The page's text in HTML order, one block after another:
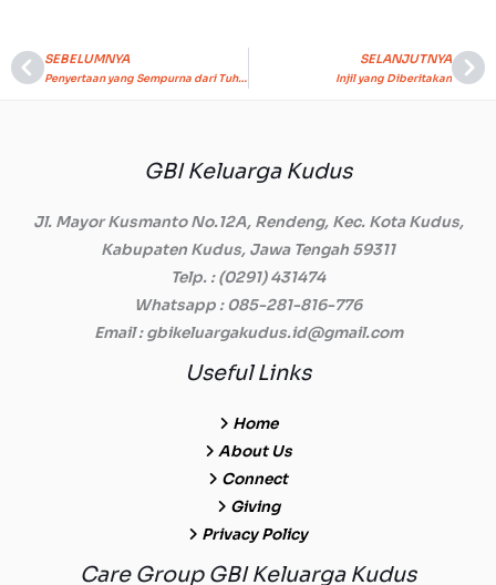
Prev
SEBELUMNYA
Penyertaan yang Sempurna dari Tuhan dan Juruselamat
SELANJUTNYA
Injil yang Diberitakan
GBI Keluarga Kudus
Jl. Mayor Kusmanto No.12A, Rendeng, Kec. Kota Kudus,
Kabupaten Kudus, Jawa Tengah 59311
Telp. : (0291) 431474
Whatsapp : 085-281-816-776
Email: gbikeluargakudus.id@gmail.com
Useful Links
Home
About Us
Connect
Giving
Privacy Policy
Care Group GBI Keluarga Kudus